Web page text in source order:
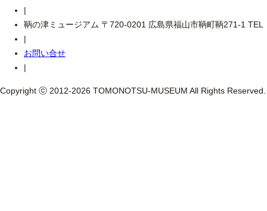
|
鞆の津ミュージアム 〒720-0201 広島県福山市鞆町鞆271-1
|
お問い合せ
|
Copyright ⓒ 2012-2026 TOMONOTSU-MUSEUM All Rights Reserved.